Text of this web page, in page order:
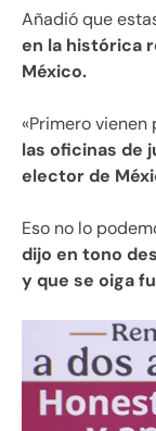
Añadió que
en la histórica
México.
«Primero vienen
las oficinas de
elector de
Eso no lo
dijo en tono
y que se oiga